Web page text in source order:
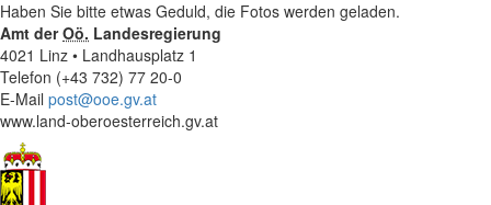
Haben Sie bitte etwas Geduld, die Fotos werden geladen.
Amt derOö. Landesregierung
4021 Linz • Landhausplatz 1
Telefon (+43 732) 77 20-0
E-Mail post@ooe.gv.at
www.land-oberoesterreich.gv.at